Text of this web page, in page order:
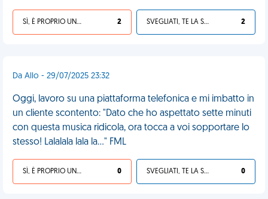
SÌ, È PROPRIO UNA VDM! 2 SVEGLIATI, TE LA SEI CERCATA! 2
Da Allo - 29/07/2025 23:32
Oggi, lavoro su una piattaforma telefonica e mi imbatto in
un cliente scontento: "Dato che ho aspettato sette minuti
con questa musica ridicola, ora tocca a voi sopportare lo
stesso! Lalalala lala la..." FML
SÌ, È PROPRIO UNA VDM! 0 SVEGLIATI, TE LA SEI CERCATA! 0